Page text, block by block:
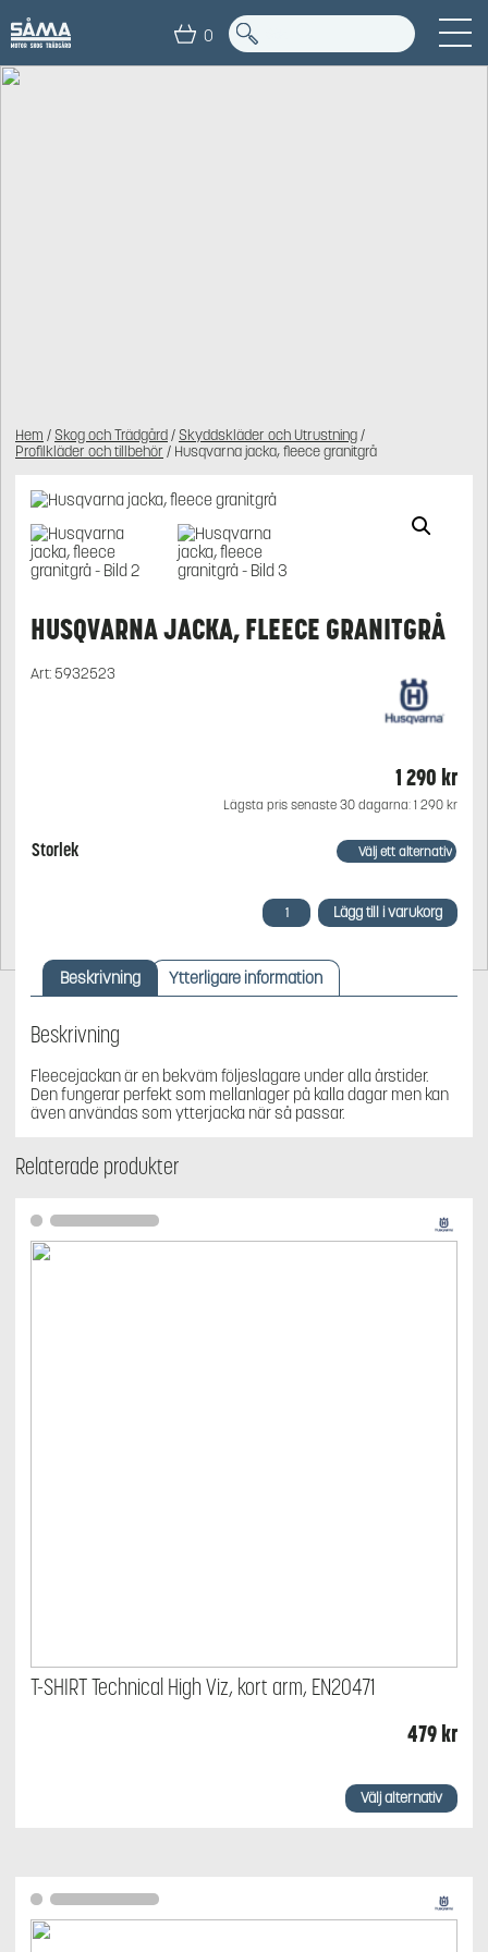
0
Hem / Skog och Trädgård/ Skyddskläder och Utrustning/
Profilkläder och tillbehör / Husqvarna jacka, fleece granitgrå
HUSQVARNA JACKA, FLEECE GRANITGRÅ
Art:5932523
1 290 kr
Lägsta pris senaste 30 dagarna: 1 290 kr
Storlek
Husqvarna
jacka,
granitgrå
mängd
Lägg till i varukorg
Beskrivning Ytterligare information
Beskrivning
Fleecejackan är en bekväm följeslagare under alla årstider.
Den fungerar perfekt som mellanlager på kalla dagar men kan
även användas som ytterjacka när så passar.
Relaterade produkter
T-SHIRT Technical High Viz, kort arm, EN20471
479kr
Välj alternativ
De
olika
alternativen
kan